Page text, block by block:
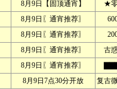
8月9日【固顶通宵】
★
8月9日〖通宵推荐〗
8月9日〖通宵推荐〗
8月9日〖通宵推荐〗
古
8月9日〖通宵推荐〗
8月9日7点30分开放 复古